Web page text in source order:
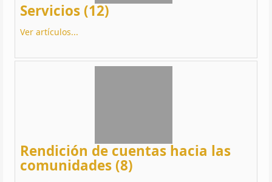
Servicios (12)
Ver artículos...
Rendición de cuentas hacia las
comunidades (8)